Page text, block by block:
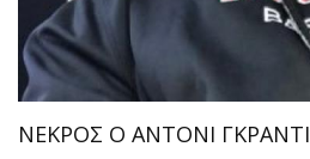
ΝΕΚΡΟΣ Ο ΑΝΤΟΝΙ ΓΚΡΑΝΤΙ